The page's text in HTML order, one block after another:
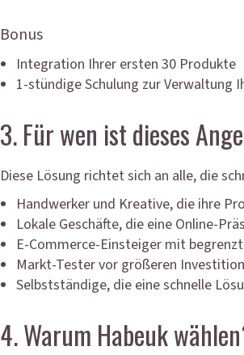
Bonus
Integration Ihrer ersten 30 Produkte
1-stündige Schulung zur Verwaltung
3. Für wen ist dieses
Diese Lösung richtet sich an alle, die
Handwerker und Kreative, die ihre
Lokale Geschäfte, die eine Online-
E-Commerce-Einsteiger mit
Markt-Tester vor größeren
Selbstständige, die eine schnelle
4. Warum Habeuk